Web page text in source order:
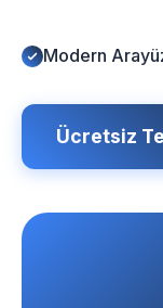
Modern
Ücretsiz